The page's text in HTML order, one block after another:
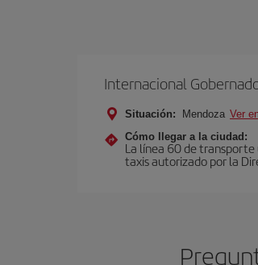
Internacional
Situación: Mendoza Ver
Cómo llegar a la ciudad:
La línea 60 de
taxis autorizado por la